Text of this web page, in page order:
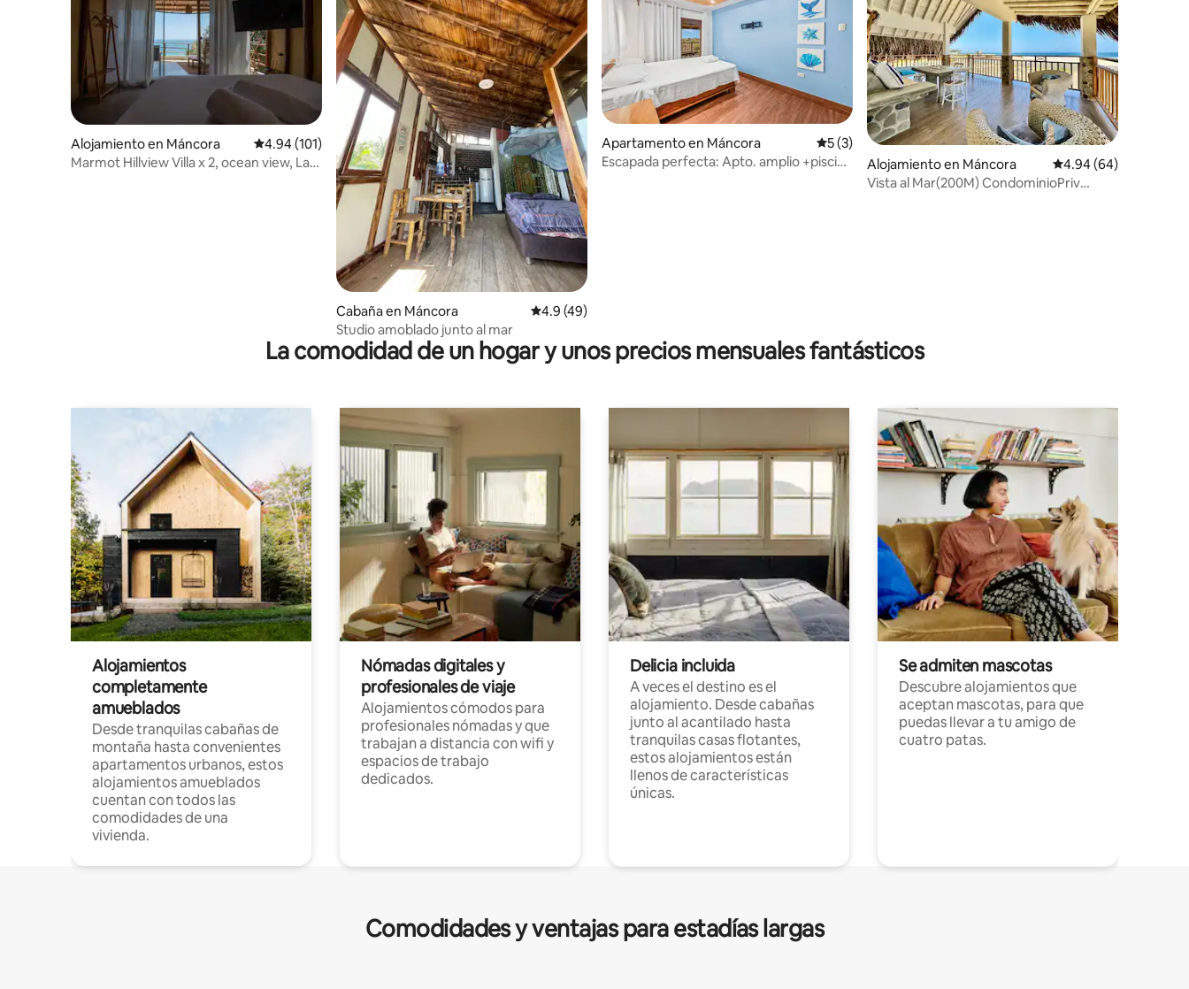
Alojamiento en Máncora Calificación promedio: 4.94 de 5, 101 reseñas
4.94 (101)
Marmot Hillview Villa x 2, ocean view, Las
Cabaña en Máncora Calificación promedio: 4.9 de 5, 49 reseñas
4.9 (49)
Studio amoblado junto al mar
Apartamento en Máncora Calificación promedio: 5 de 5, 3 reseñas
5 (3)
Escapada perfecta: Apto. amplio +piscina
Alojamiento en Máncora Calificación
4.94 (64)
Vista al Mar(200M) CondominioPriv
La comodidad de un hogar y unos precios mensuales fantásticos
Alojamientos
completamente
amueblados
Desde tranquilas cabañas de
montaña hasta convenientes
apartamentos urbanos, estos
alojamientos amueblados
cuentan con todos las
comodidades de una
vivienda.
Nómadas digitales y
profesionales de viaje
Alojamientos cómodos para
profesionales nómadas y que
trabajan a distancia con wifi y
espacios de trabajo
dedicados.
Delicia incluida
A veces el destino es el
alojamiento. Desde cabañas
junto al acantilado hasta
tranquilas casas flotantes,
estos alojamientos están
llenos de características
únicas.
Se admiten mascotas
Descubre alojamientos que
aceptan mascotas, para que
puedas llevar a tu amigo de
cuatro patas.
Comodidades y ventajas para estadías largas